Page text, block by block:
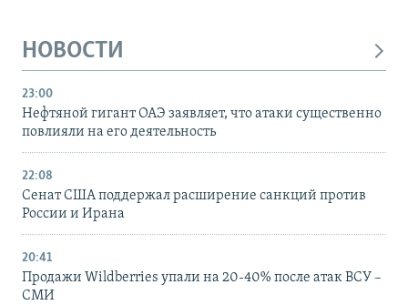
НОВОСТИ
23:00
Нефтяной гигант ОАЭ заявляет, что атаки существенно
повлияли на его деятельность
22:08
Сенат США поддержал расширение санкций против
России и Ирана
20:41
Продажи Wildberries упали на 20-40% после атак ВСУ –
СМИ